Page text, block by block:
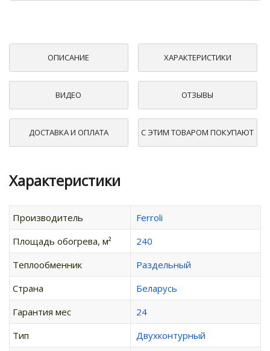
ОПИСАНИЕ ХАРАКТЕРИСТИКИ
ВИДЕО ОТЗЫВЫ
ДОСТАВКА И ОПЛАТА С ЭТИМ ТОВАРОМ ПОКУПАЮТ
Характеристики
Производитель
Ferroli
Площадь обогрева, м²
240
Теплообменник
Раздельный
Страна
Беларусь
Гарантия мес
24
Тип
Двухконтурный